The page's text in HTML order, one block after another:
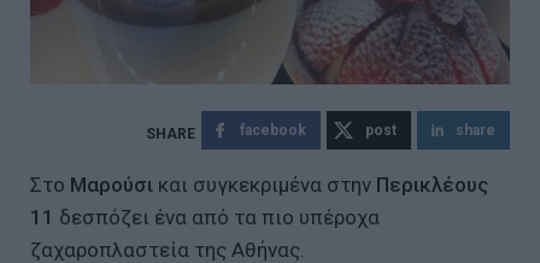
facebook post share
Στο Μαρούσι και συγκεκριμένα στην Περικλέους
11 δεσπόζει ένα από τα πιο υπέροχα
ζαχαροπλαστεία της Αθήνας.